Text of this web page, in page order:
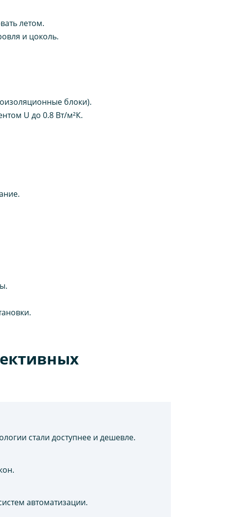
летом.
и цоколь.
блоки).
U до 0.8 Вт/м²К.
стали доступнее и дешевле.
автоматизации.